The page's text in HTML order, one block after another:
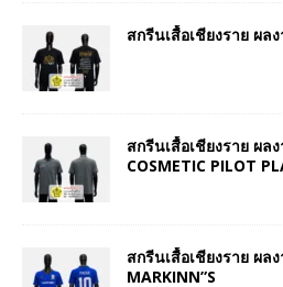
สกรีนเสื้อเชียงราย ผล
สกรีนเสื้อเชียงราย ผล
COSMETIC PILOT
สกรีนเสื้อเชียงราย ผล
MARKINN”S